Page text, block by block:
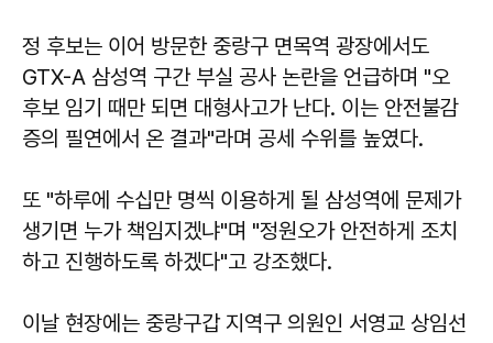
정 후보는 이어 방문한 중랑구 면목역 광장에서도
GTX-A 삼성역 구간 부실 공사 논란을 언급하며 "오
후보 임기 때만 되면 대형사고가 난다. 이는 안전불감
증의 필연에서 온 결과"라며 공세 수위를 높였다.
또 "하루에 수십만 명씩 이용하게 될 삼성역에 문제가
생기면 누가 책임지겠냐"며 "정원오가 안전하게 조치
하고 진행하도록 하겠다"고 강조했다.
이날 현장에는 중랑구갑 지역구 의원인 서영교 상임선